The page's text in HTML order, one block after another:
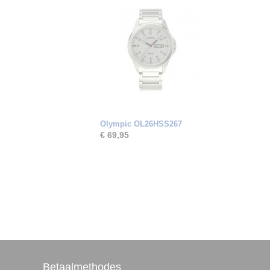
Olympic OL26HSS267
€ 69,95
Betaalmethodes